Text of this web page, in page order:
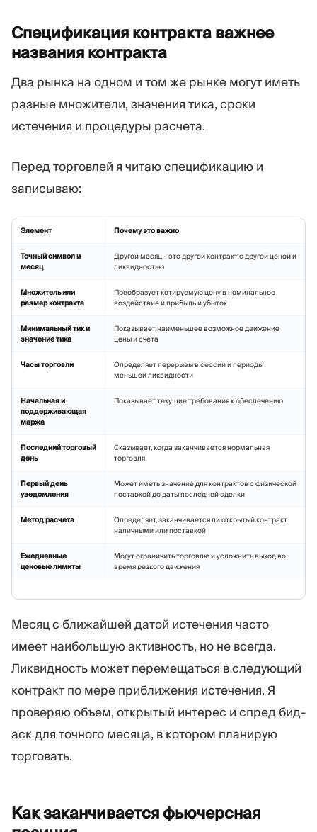
Спецификация контракта важнее
названия контракта
Два рынка на одном и том же рынке могут иметь
разные множители, значения тика, сроки
истечения и процедуры расчета.
Перед торговлей я читаю спецификацию и
записываю:
Элемент Почему это важно
Точный символ и
месяц
Другой месяц – это другой контракт с другой ценой и
ликвидностью
Множитель или
размер контракта
Преобразует котируемую цену в номинальное
воздействие и прибыль и убыток
Минимальный тик и
значение тика
Показывает наименьшее возможное движение
цены и счета
Часы торговли
Определяет перерывы в сессии и периоды
меньшей ликвидности
Начальная и
поддерживающая
маржа
Показывает текущие требования к обеспечению
Последний торговый
день
Сказывает, когда заканчивается нормальная
торговля
Первый день
уведомления
Может иметь значение для контрактов с физической
поставкой до даты последней сделки
Метод расчета
Определяет, заканчивается ли открытый контракт
наличными или поставкой
Ежедневные
ценовые лимиты
Могут ограничить торговлю и усложнить выход во
время резкого движения
Месяц с ближайшей датой истечения часто
имеет наибольшую активность, но не всегда.
Ликвидность может перемещаться в следующий
контракт по мере приближения истечения. Я
проверяю объем, открытый интерес и спред бид-
аск для точного месяца, в котором планирую
торговать.
Как заканчивается фьючерсная